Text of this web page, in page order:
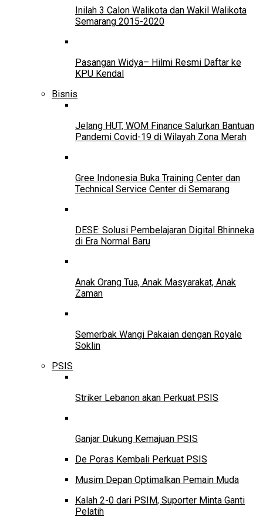
Inilah 3 Calon Walikota dan Wakil Walikota
Semarang 2015-2020
Pasangan Widya– Hilmi Resmi Daftar ke
KPU Kendal
Bisnis
Jelang HUT, WOM Finance Salurkan Bantuan
Pandemi Covid-19 di Wilayah Zona Merah
Gree Indonesia Buka Training Center dan
Technical Service Center di Semarang
DESE: Solusi Pembelajaran Digital Bhinneka
di Era Normal Baru
Anak Orang Tua, Anak Masyarakat, Anak
Zaman
Semerbak Wangi Pakaian dengan Royale
Soklin
PSIS
Striker Lebanon akan Perkuat PSIS
Ganjar Dukung Kemajuan PSIS
De Poras Kembali Perkuat PSIS
Musim Depan Optimalkan Pemain Muda
Kalah 2-0 dari PSIM, Suporter Minta Ganti
Pelatih